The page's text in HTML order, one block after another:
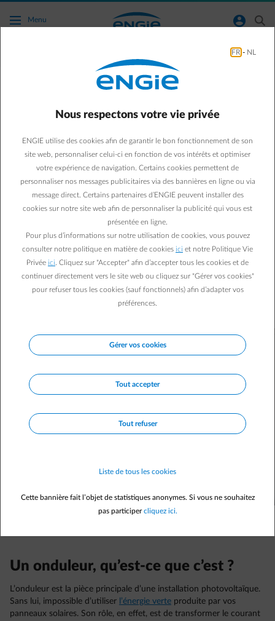
Accéder au contenu principal
Menu normal-account-circle search
Panneaux solaires
Peut-on réparer l’onduleur
de ses panneaux solaires ?
Un onduleur défectueux cause inévitablement une
diminution de la production de vos panneaux solaires.
Faut-il alors réparer ou remplacer cette pièce maîtresse de
votre installation photovoltaïque ? Comment se rendre
compte qu’il n’est plus au top ?
Un onduleur, qu’est-ce que c’est ?
L’onduleur est la pièce principale d’une installation photovoltaïque.
Sans lui, impossible d’utiliser l’énergie verte produite par vos
panneaux solaires. Son rôle, en effet, est de transformer le courant
FR - NL
Nous respectons votre vie privée
ENGIE utilise des cookies afin de garantir le bon fonctionnement de son
site web, personnaliser celui-ci en fonction de vos intérêts et optimiser
votre expérience de navigation. Certains cookies permettent de
personnaliser nos messages publicitaires via des bannières en ligne ou via
message direct. Certains partenaires d’ENGIE peuvent installer des
cookies sur notre site web afin de personnaliser la publicité qui vous est
présentée en ligne.
Pour plus d’informations sur notre utilisation de cookies, vous pouvez
consulter notre politique en matière de cookies ici et notre Politique Vie
Privée ici . Cliquez sur "Accepter" afin d’accepter tous les cookies et de
continuer directement vers le site web ou cliquez sur "Gérer vos cookies"
pour refuser tous les cookies (sauf fonctionnels) afin d’adapter vos
préférences.
Gérer vos cookies
Tout accepter
Tout refuser
Liste de tous les cookies
Cette bannière fait l’objet de statistiques anonymes. Si vous ne souhaitez
pas participercliquez ici.